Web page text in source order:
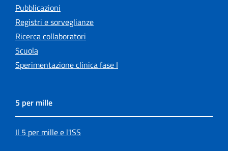
Pubblicazioni
Registri e sorveglianze
Ricerca collaboratori
Scuola
Sperimentazione clinica fase I
5 per mille
Il 5 per mille e l'ISS